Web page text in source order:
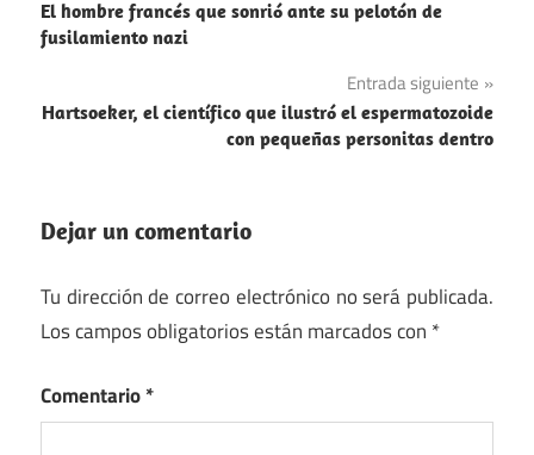
inventos
de
El hombre francés que sonrió ante su pelotón de
fusilamiento nazi
Entrada siguiente
Hartsoeker, el científico que ilustró el espermatozoide
con pequeñas personitas dentro
Dejar un comentario
Tu dirección de correo electrónico no será publicada.
Los campos obligatorios están marcados con *
Comentario*